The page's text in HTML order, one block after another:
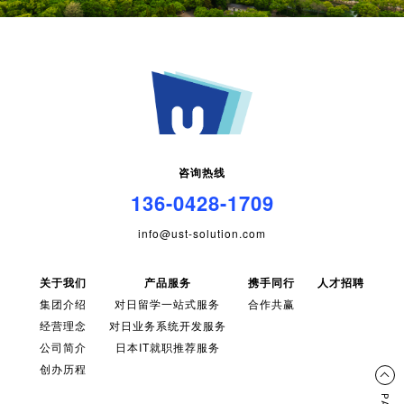
咨询热线
136-0428-1709
info@ust-solution.com
关于我们
集团介绍
经营理念
公司简介
创办历程
产品服务
对日留学一站式服务
对日业务系统开发服务
日本IT就职推荐服务
携手同行
合作共赢
人才招聘